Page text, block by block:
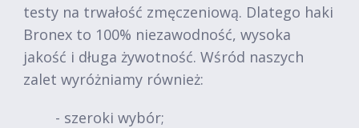
testy na trwałość zmęczeniową. Dlatego haki
Bronex to 100% niezawodność, wysoka
jakość i długa żywotność. Wśród naszych
zalet wyróżniamy również:
- szeroki wybór;